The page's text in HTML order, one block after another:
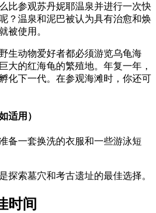
比参观苏丹妮耶温泉并进行一次快
？温泉和泥巴被认为具有治愈和焕
被使用。
生动物爱好者都必须游览乌龟海
大的红海龟的繁殖地。年复一年，
化下一代。在参观海滩时，你还可
如适用）
备一套换洗的衣服和一些游泳短
探索墓穴和考古遗址的最佳选择。
时间